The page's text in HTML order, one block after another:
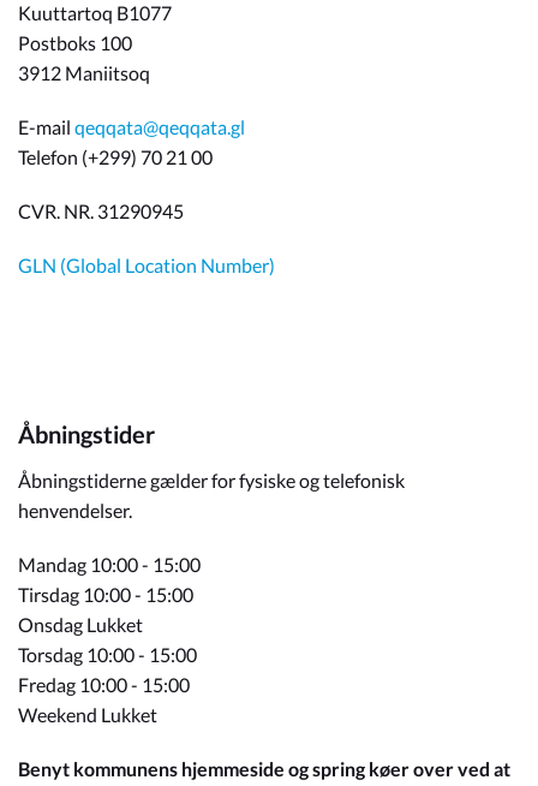
Kuuttartoq B1077
Postboks 100
3912 Maniitsoq
E-mail qeqqata@qeqqata.gl
Telefon (+299) 70 21 00
CVR. NR. 31290945
GLN (Global Location Number)
Åbningstider
Åbningstiderne gælder for fysiske og telefonisk
henvendelser.
Mandag 10:00 - 15:00
Tirsdag 10:00 - 15:00
Onsdag Lukket
Torsdag 10:00 - 15:00
Fredag 10:00 - 15:00
Weekend Lukket
Benyt kommunens hjemmeside og spring køer over ved at